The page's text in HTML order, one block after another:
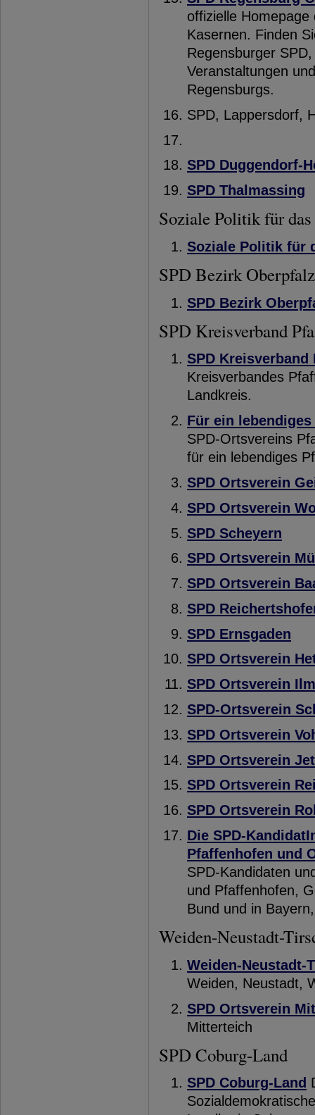
offizielle
Kasernen. Finden
Regensburger
Veranstaltungen
Regensburgs.
SPD, Lappersdorf,
SPD Duggendorf-
SPD Thalmassing
Soziale Politik für
Soziale Politik für
SPD Bezirk Oberpfalz
SPD Bezirk
SPD Kreisverband
SPD Kreisverband
Kreisverbandes
Landkreis.
Für ein
SPD-Ortsvereins
für ein lebendiges
SPD Ortsverein
SPD Ortsverein
SPD Scheyern
SPD Ortsverein
SPD Ortsverein
SPD
SPD Ernsgaden
SPD Ortsverein
SPD Ortsverein
SPD-Ortsverein
SPD Ortsverein
SPD Ortsverein
SPD Ortsverein
SPD Ortsverein
Die SPD-
Pfaffenhofen und
SPD-Kandidaten
und Pfaffenhofen,
Bund und in Bayern,
Weiden-Neustadt-
Weiden-Neustadt-
Weiden, Neustadt,
SPD Ortsverein
Mitterteich
SPD Coburg-Land
SPD Coburg-Land